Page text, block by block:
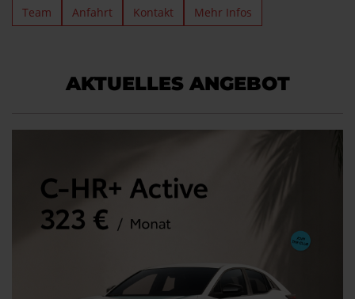
Team Anfahrt Kontakt Mehr Infos
AKTUELLES ANGEBOT